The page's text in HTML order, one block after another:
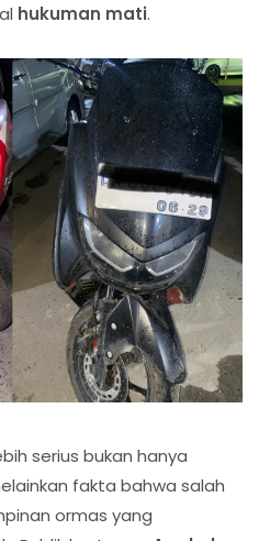
hukuman mati.
serius bukan hanya
fakta bahwa salah
ormas yang